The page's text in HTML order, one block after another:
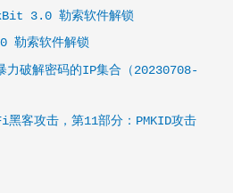
3.0 勒索软件解锁
索软件解锁
力破解密码的IP集合（20230708-
黑客攻击，第11部分：PMKID攻击